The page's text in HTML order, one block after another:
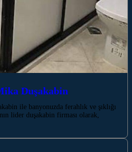
Duşakabin
ile banyonuzda ferahlık ve şıklığı
lider duşakabin firması olarak,